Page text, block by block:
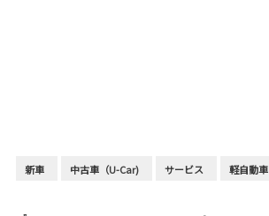
新車 中古車（U-Car) サービス 軽自動車